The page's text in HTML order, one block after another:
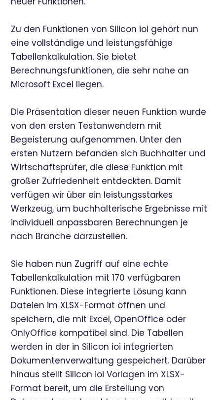
Zu den Funktionen von Silicon ioi gehört nun
eine vollständige und leistungsfähige
Tabellenkalkulation. Sie bietet
Berechnungsfunktionen, die sehr nahe an
Microsoft Excel liegen.
Die Präsentation dieser neuen Funktion wurde
von den ersten Testanwendern mit
Begeisterung aufgenommen. Unter den
ersten Nutzern befanden sich Buchhalter und
Wirtschaftsprüfer, die diese Funktion mit
großer Zufriedenheit entdeckten. Damit
verfügen wir über ein leistungsstarkes
Werkzeug, um buchhalterische Ergebnisse mit
individuell anpassbaren Berechnungen je
nach Branche darzustellen.
Sie haben nun Zugriff auf eine echte
Tabellenkalkulation mit 170 verfügbaren
Funktionen. Diese integrierte Lösung kann
Dateien im XLSX-Format öffnen und
speichern, die mit Excel, OpenOffice oder
OnlyOffice kompatibel sind. Die Tabellen
werden in der in Silicon ioi integrierten
Dokumentenverwaltung gespeichert. Darüber
hinaus stellt Silicon ioi Vorlagen im XLSX-
Format bereit, um die Erstellung von